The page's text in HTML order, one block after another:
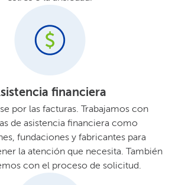
financiera​​
por las facturas. Trabajamos con
de asistencia financiera como
fundaciones y fabricantes para
la atención que necesita. También
con el proceso de solicitud.​​